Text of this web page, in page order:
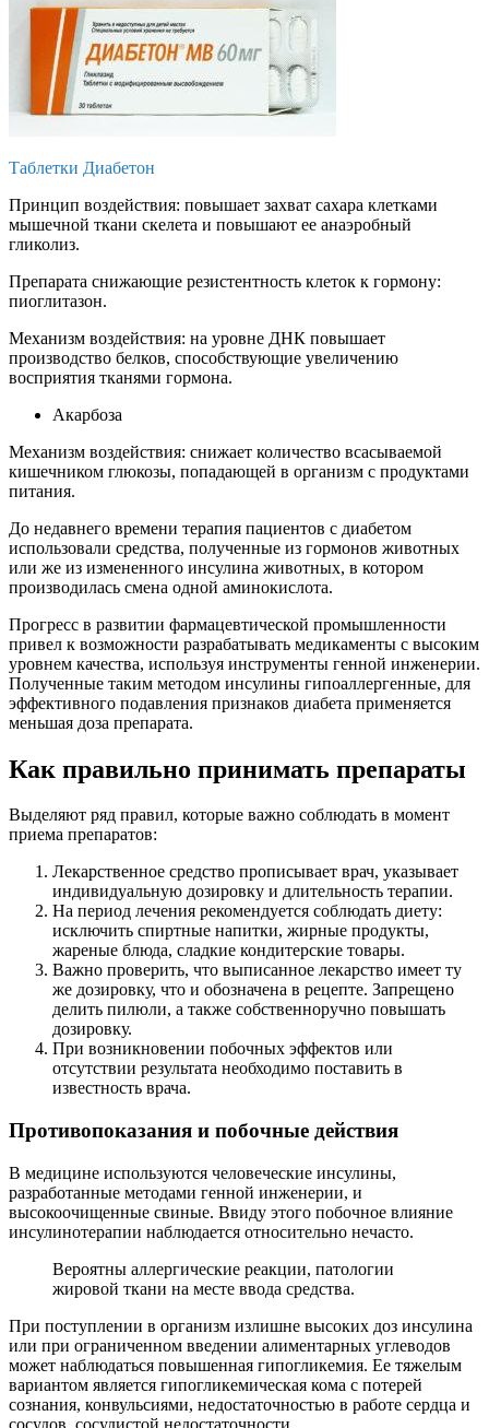
Таблетки Диабетон
Принцип воздействия: повышает захват сахара клетками
мышечной ткани скелета и повышают ее анаэробный
гликолиз.
Препарата снижающие резистентность клеток к гормону:
пиоглитазон.
Механизм воздействия: на уровне ДНК повышает
производство белков, способствующие увеличению
восприятия тканями гормона.
Акарбоза
Механизм воздействия: снижает количество всасываемой
кишечником глюкозы, попадающей в организм с продуктами
питания.
До недавнего времени терапия пациентов с диабетом
использовали средства, полученные из гормонов животных
или же из измененного инсулина животных, в котором
производилась смена одной аминокислота.
Прогресс в развитии фармацевтической промышленности
привел к возможности разрабатывать медикаменты с высоким
уровнем качества, используя инструменты генной инженерии.
Полученные таким методом инсулины гипоаллергенные, для
эффективного подавления признаков диабета применяется
меньшая доза препарата.
Как правильно принимать препараты
Выделяют ряд правил, которые важно соблюдать в момент
приема препаратов:
Лекарственное средство прописывает врач, указывает
индивидуальную дозировку и длительность терапии.
На период лечения рекомендуется соблюдать диету:
исключить спиртные напитки, жирные продукты,
жареные блюда, сладкие кондитерские товары.
Baжнo проверить, что выписанное лекарство имеет ту
же дозировку, что и обозначена в рецепте. Запрещено
делить пилюли, a также собственноручно повышать
дозировку.
При возникновении побочных эффектов или
отсутствии результата необходимо поставить в
известность врача.
Противопоказания и побочные действия
В медицине используются человеческие инсулины,
разработанные методами генной инженерии, и
высокоочищенные свиные. Ввиду этого побочное влияние
инсулинотерапии наблюдается относительно нечасто.
Вероятны аллергические реакции, патологии
жировой ткани на месте ввода средства.
При поступлении в организм излишне высоких доз инсулина
или при ограниченном введении алиментарных углеводов
может наблюдаться повышенная гипогликемия. Ее тяжелым
вариантом является гипогликемическая кома с потерей
сознания, конвульсиями, недостаточностью в работе сердца и
сосудов, сосудистой недостаточности.